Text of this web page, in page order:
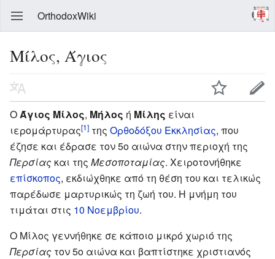
OrthodoxWiki
Μίλος, Άγιος
Ο Άγιος Μίλος, Μήλος ή Μίλης είναι
ιερομάρτυρας[1] της Ορθοδόξου Εκκλησίας, που
έζησε και έδρασε τον 5ο αιώνα στην περιοχή της
Περσίας και της Μεσοποταμίας. Χειροτονήθηκε
επίσκοπος, εκδιώχθηκε από τη θέση του και τελικώς
παρέδωσε μαρτυρικώς τη ζωή του. Η μνήμη του
τιμάται στις 10 Νοεμβρίου.
Ο Μίλος γεννήθηκε σε κάποιο μικρό χωριό της
Περσίας τον 5ο αιώνα και βαπτίστηκε χριστιανός